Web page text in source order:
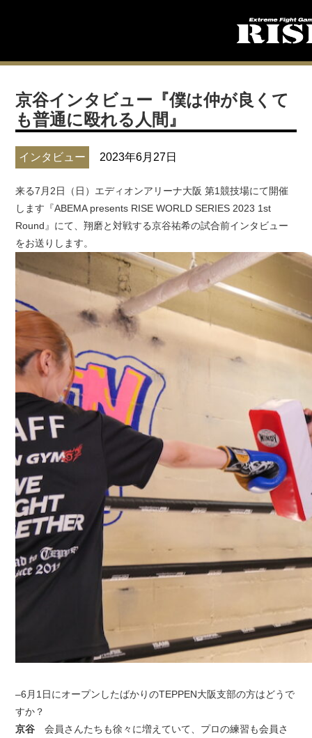
京谷インタビュー『僕は仲が良くて
も普通に殴れる人間』
インタビュー 2023年6月27日
来る7月2日（日）エディオンアリーナ大阪 第1競技場にて開催
します『ABEMA presents RISE WORLD SERIES 2023 1st
Round』にて、翔磨と対戦する京谷祐希の試合前インタビュー
をお送りします。
–6月1日にオープンしたばかりのTEPPEN大阪支部の方はどうで
すか？
京谷会員さんたちも徐々に増えていて、プロの練習も会員さ